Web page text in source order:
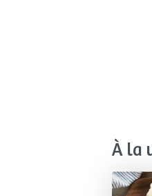
À la